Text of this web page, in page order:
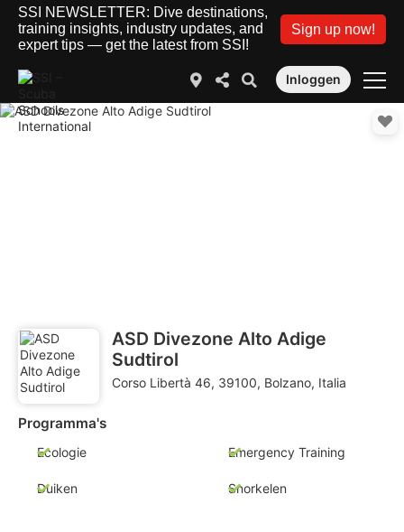
SSI NEWSLETTER: Dive destinations,
training insights, industry updates, and
expert tips — get the latest from SSI!
Sign up now!
Inloggen
ASD Divezone Alto Adige
Sudtirol
Corso Libertà 46, 39100, Bolzano, Italia
Programma's
Ecologie Emergency Training
Duiken Snorkelen